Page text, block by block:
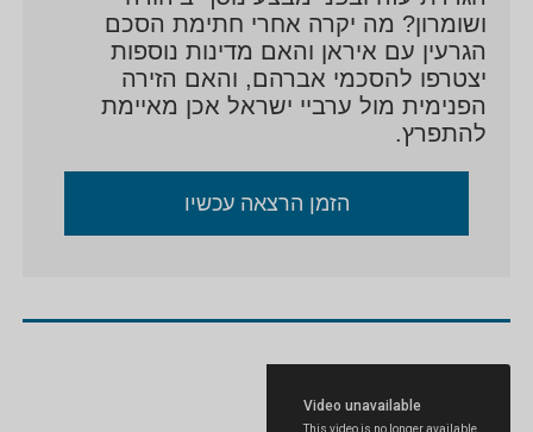
ושומרון? מה יקרה אחרי חתימת הסכם
הגרעין עם איראן והאם מדינות נוספות
יצטרפו להסכמי אברהם, והאם הזירה
הפנימית מול ערביי ישראל אכן מאיימת
להתפרץ.
הזמן הרצאה עכשיו